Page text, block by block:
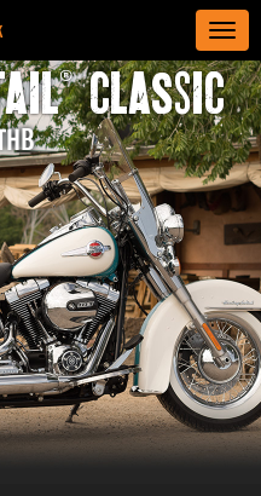
®CLASSIC